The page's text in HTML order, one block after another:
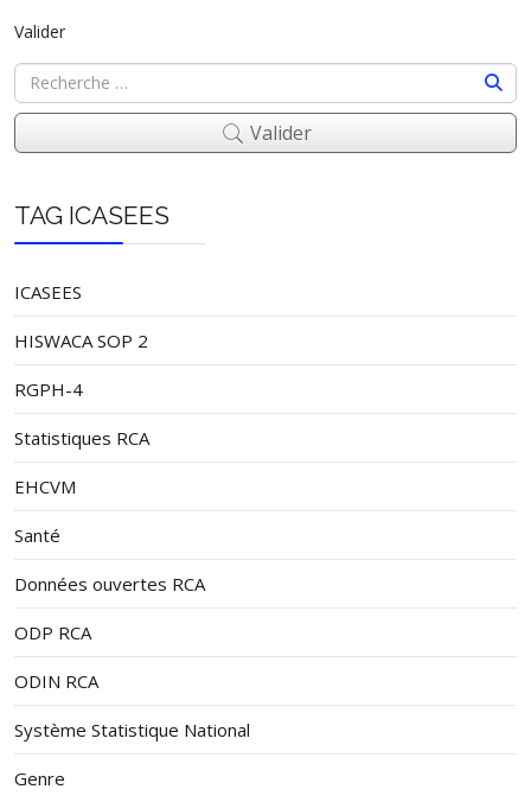
Valider
Valider
TAG ICASEES
ICASEES
HISWACA SOP 2
RGPH-4
Statistiques RCA
EHCVM
Santé
Données ouvertes RCA
ODP RCA
ODIN RCA
Système Statistique National
Genre